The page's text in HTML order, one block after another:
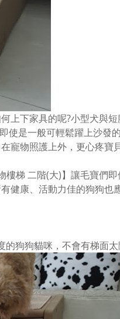
上下家具的呢?小型犬與
使是一般可輕鬆躍上沙發
寵物照護上外，更心疼寶
樓梯 二階(大)】讓毛寶們
健康、活動力佳的狗狗
的狗狗貓咪，不會有梯面